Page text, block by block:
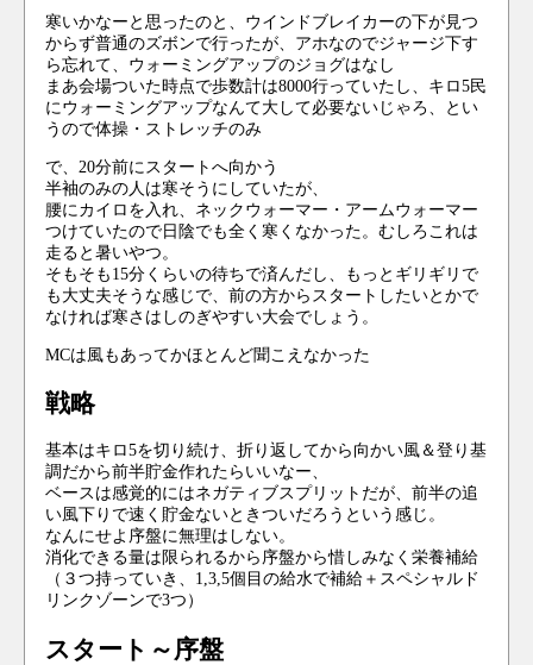
寒いかなーと思ったのと、ウインドブレイカーの下が見つ
からず普通のズボンで行ったが、アホなのでジャージ下す
ら忘れて、ウォーミングアップのジョグはなし
まあ会場ついた時点で歩数計は8000行っていたし、キロ5民
にウォーミングアップなんて大して必要ないじゃろ、とい
うので体操・ストレッチのみ
で、20分前にスタートへ向かう
半袖のみの人は寒そうにしていたが、
腰にカイロを入れ、ネックウォーマー・アームウォーマー
つけていたので日陰でも全く寒くなかった。むしろこれは
走ると暑いやつ。
そもそも15分くらいの待ちで済んだし、もっとギリギリで
も大丈夫そうな感じで、前の方からスタートしたいとかで
なければ寒さはしのぎやすい大会でしょう。
MCは風もあってかほとんど聞こえなかった
戦略
基本はキロ5を切り続け、折り返してから向かい風＆登り基
調だから前半貯金作れたらいいなー、
ベースは感覚的にはネガティブスプリットだが、前半の追
い風下りで速く貯金ないときついだろうという感じ。
なんにせよ序盤に無理はしない。
消化できる量は限られるから序盤から惜しみなく栄養補給
（３つ持っていき、1,3,5個目の給水で補給＋スペシャルド
リンクゾーンで3つ）
スタート～序盤